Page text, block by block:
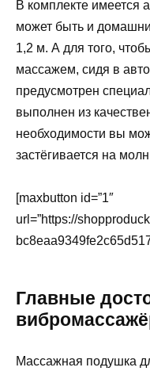
В комплекте имеется
может быть и
1,2 м. А для того,
массажем, сидя в
предусмотрен
выполнен из
необходимости вы
застёгивается на
[maxbutton id=”1″
url=”https://
Главные
Массажная подушка